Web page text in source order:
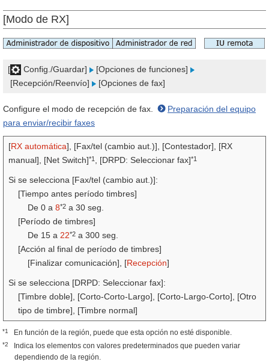
[Modo de RX]
[ Config./Guardar]
[Opciones de funciones]
[Recepción/Reenvío]
[Opciones de fax]
Configure el modo de recepción de fax.
Preparación del equipo
para enviar/recibir faxes
[RX automática], [Fax/tel (cambio aut.)], [Contestador], [RX
manual], [Net Switch]*1 , [DRPD: Seleccionar fax]*1
Si se selecciona [Fax/tel (cambio aut.)]:
[Tiempo antes período timbres]
De 0 a 8*2 a 30 seg.
[Período de timbres]
De 15 a 22*2 a 300 seg.
[Acción al final de período de timbres]
[Finalizar comunicación], [Recepción]
Si se selecciona [DRPD: Seleccionar fax]:
[Timbre doble], [Corto-Corto-Largo], [Corto-Largo-Corto], [Otro
tipo de timbre], [Timbre normal]
*1 En función de la región, puede que esta opción no esté disponible.
*2
Indica los elementos con valores predeterminados que pueden variar
dependiendo de la región.